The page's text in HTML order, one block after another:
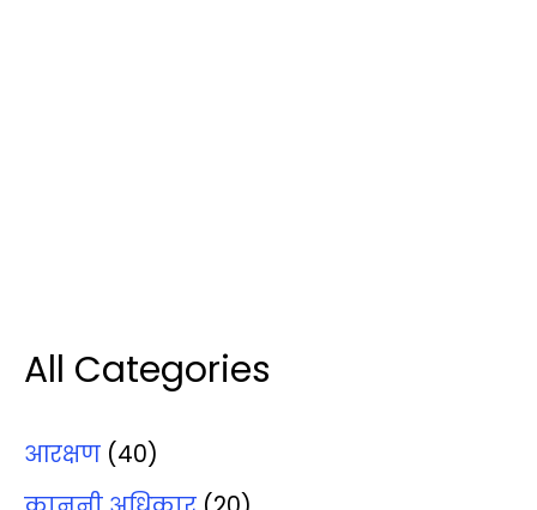
All Categories
आरक्षण (40)